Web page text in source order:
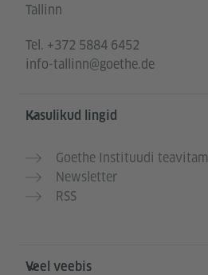
Tallinn
Tel. +372 5884 6452
info-tallinn@goethe.de
Kasulikud lingid
Goethe Instituudi
Newsletter
RSS
Veel veebis